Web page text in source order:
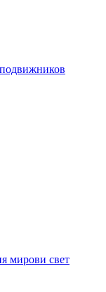
мирови свет